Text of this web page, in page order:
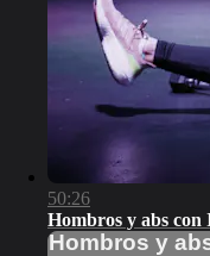
50:26
Hombros y abs con
Hombros y